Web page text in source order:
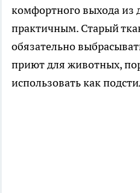
комфортного выхода из
практичным. Старый
обязательно
приют для животных,
использовать как